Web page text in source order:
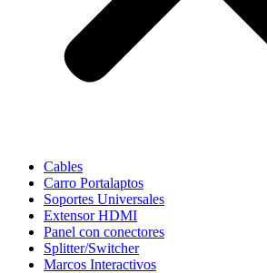
Cables
Carro Portalaptos
Soportes Universales
Extensor HDMI
Panel con conectores
Splitter/Switcher
Marcos Interactivos